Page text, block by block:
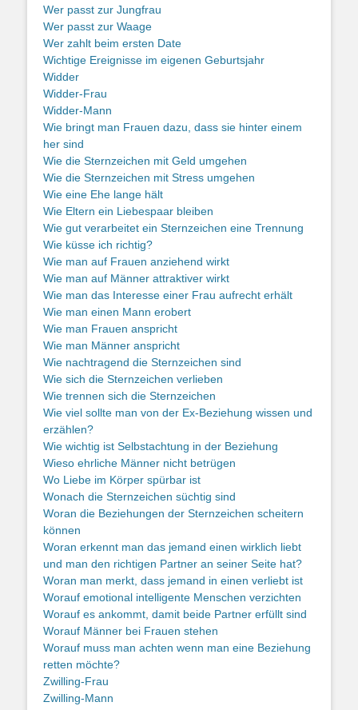
Wer passt zur Jungfrau
Wer passt zur Waage
Wer zahlt beim ersten Date
Wichtige Ereignisse im eigenen Geburtsjahr
Widder
Widder-Frau
Widder-Mann
Wie bringt man Frauen dazu, dass sie hinter einem
her sind
Wie die Sternzeichen mit Geld umgehen
Wie die Sternzeichen mit Stress umgehen
Wie eine Ehe lange hält
Wie Eltern ein Liebespaar bleiben
Wie gut verarbeitet ein Sternzeichen eine Trennung
Wie küsse ich richtig?
Wie man auf Frauen anziehend wirkt
Wie man auf Männer attraktiver wirkt
Wie man das Interesse einer Frau aufrecht erhält
Wie man einen Mann erobert
Wie man Frauen anspricht
Wie man Männer anspricht
Wie nachtragend die Sternzeichen sind
Wie sich die Sternzeichen verlieben
Wie trennen sich die Sternzeichen
Wie viel sollte man von der Ex-Beziehung wissen und
erzählen?
Wie wichtig ist Selbstachtung in der Beziehung
Wieso ehrliche Männer nicht betrügen
Wo Liebe im Körper spürbar ist
Wonach die Sternzeichen süchtig sind
Woran die Beziehungen der Sternzeichen scheitern
können
Woran erkennt man das jemand einen wirklich liebt
und man den richtigen Partner an seiner Seite hat?
Woran man merkt, dass jemand in einen verliebt ist
Worauf emotional intelligente Menschen verzichten
Worauf es ankommt, damit beide Partner erfüllt sind
Worauf Männer bei Frauen stehen
Worauf muss man achten wenn man eine Beziehung
retten möchte?
Zwilling-Frau
Zwilling-Mann